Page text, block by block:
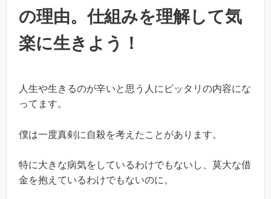
の理由。仕組みを理解して気
楽に生きよう！
人生や生きるのが辛いと思う人にピッタリの内容にな
ってます。
僕は一度真剣に自殺を考えたことがあります。
特に大きな病気をしているわけでもないし、莫大な借
金を抱えているわけでもないのに。